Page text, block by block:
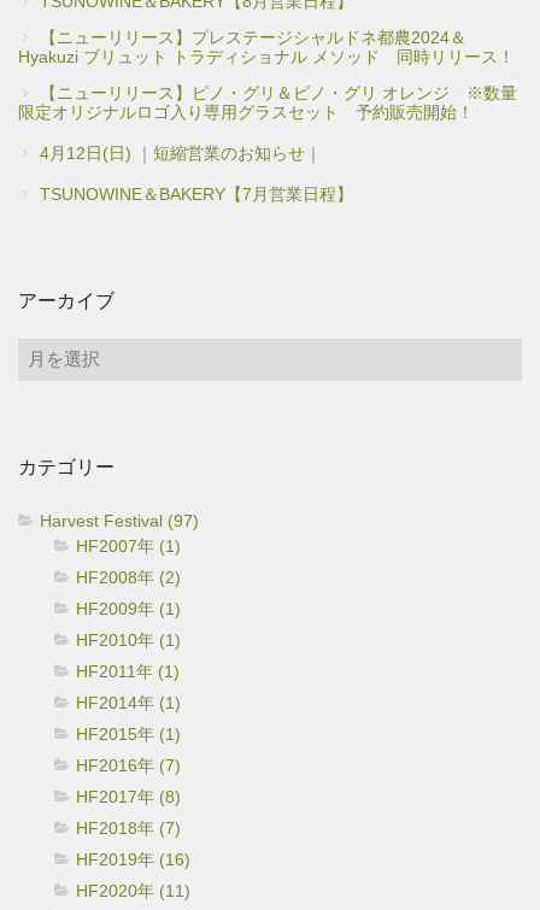
【ニューリリース】プレステージシャルドネ都農2024＆
Hyakuzi ブリュット トラディショナル メソッド 同時リリース！
【ニューリリース】ピノ・グリ＆ピノ・グリ オレンジ ※数量
限定オリジナルロゴ入り専用グラスセット 予約販売開始！
4月12日(日) ｜短縮営業のお知らせ｜
TSUNOWINE＆BAKERY【7月営業日程】
アーカイブ
ア
ブ
カテゴリー
Harvest Festival (97)
HF2007年 (1)
HF2008年 (2)
HF2009年 (1)
HF2010年 (1)
HF2011年 (1)
HF2014年 (1)
HF2015年 (1)
HF2016年 (7)
HF2017年 (8)
HF2018年 (7)
HF2019年 (16)
HF2020年 (11)